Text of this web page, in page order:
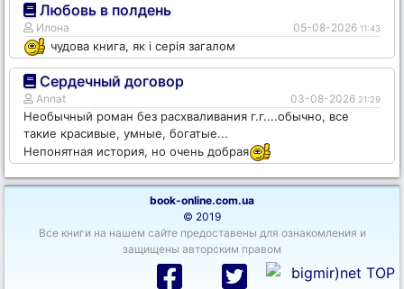
Любовь в полдень
Илона 05-08-2026 11:43
чудова книга, як і серія загалом
Сердечный договор
Annat 03-08-2026 21:29
Необычный роман без расхваливания г.г....обычно, все
такие красивые, умные, богатые...
Непонятная история, но очень добрая
book-online.com.ua
© 2019
Все книги на нашем сайте предоставены для ознакомления и
защищены авторским правом